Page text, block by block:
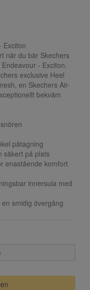
Exciton
när du bär Skechers
- Exciton.
exclusive Heel
en Skechers Air-
bekväm
påtagning
säkert på plats
enastående komfort
innersula med
smidig övergång